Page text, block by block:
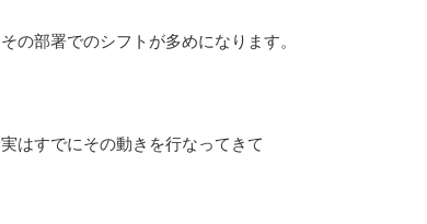
その部署でのシフトが多めになります。
実はすでにその動きを行なってきて